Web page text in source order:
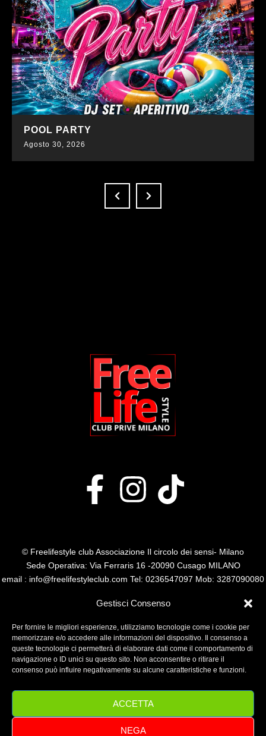
Gestisci Consenso
Per fornire le migliori esperienze, utilizziamo tecnologie come i cookie per
memorizzare e/o accedere alle informazioni del dispositivo. Il consenso a
queste tecnologie ci permetterà di elaborare dati come il comportamento di
navigazione o ID unici su questo sito. Non acconsentire o ritirare il
consenso può influire negativamente su alcune caratteristiche e funzioni.
ACCETTA
NEGA
SCOPRI DI PIÙ
POOL PARTY
Agosto 30, 2026
© Freelifestyle club Associazione Il circolo dei sensi- Milano
Sede Operativa: Via Ferraris 16 -20090 Cusago MILANO
email : info@freelifestyleclub.com Tel: 0236547097 Mob: 3287090080